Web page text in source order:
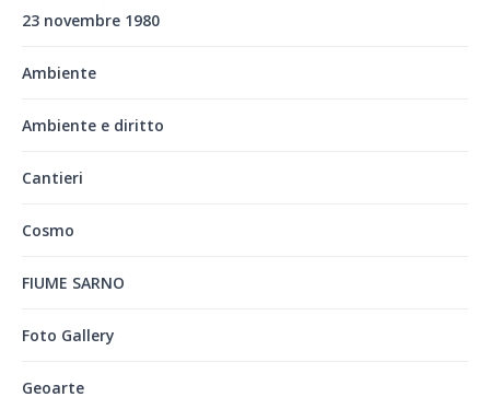
23 novembre 1980
Ambiente
Ambiente e diritto
Cantieri
Cosmo
FIUME SARNO
Foto Gallery
Geoarte